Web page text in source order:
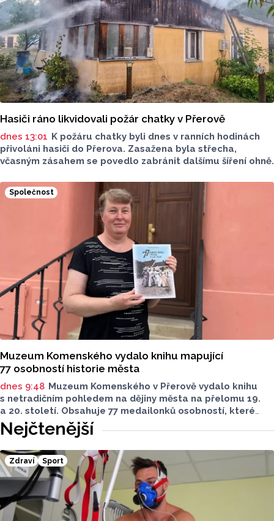
Hasiči ráno likvidovali požár chatky v Přerově
dnes 13:01 K požáru chatky byli dnes v ranních hodinách
přivoláni hasiči do Přerova. Zasažena byla střecha,
včasným zásahem se povedlo zabránit dalšímu šíření ohně.
Společnost
Muzeum Komenského vydalo knihu mapující
77 osobností historie města
dnes 9:48 Muzeum Komenského v Přerově vydalo knihu
s netradičním pohledem na dějiny města na přelomu 19.
a 20. století. Obsahuje 77 medailonků osobností, které
se na jeho rozvoji významně podílely. Jejich životní příběhy
jsou doplněny dobovými snímky. Podle autorky publikace
Šárky Krákorové Pajůrkové tomu předcházelo 13 let
pátrání po jejich osudech. Kniha vychází u příležitosti
letošního 770. výročí povýšení Přerova na královské město,
sdělila ČTK mluvčí radnice Lenka Chalupová.
Nejčtenější
Zdraví Sport